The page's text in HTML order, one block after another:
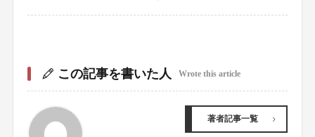
この記事を書いた人 Wrote this article
著者記事一覧